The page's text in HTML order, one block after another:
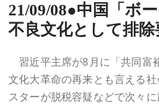
21/09/08●中国「ボ
不良文化として排除
習近平主席が8月に「共同富
文化大革命の再来とも言える
スターが脱税容疑などで次々に